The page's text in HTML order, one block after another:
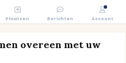
overeen met uw
Plaatsen Berichten Account